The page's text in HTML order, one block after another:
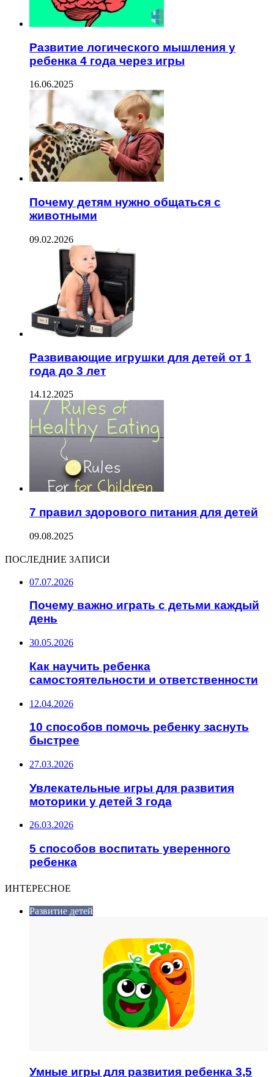
Развитие логического мышления у
ребенка 4 года через игры
16.06.2025
Почему детям нужно общаться с
животными
09.02.2026
Развивающие игрушки для детей от 1
года до 3 лет
14.12.2025
7 правил здорового питания для детей
09.08.2025
ПОСЛЕДНИЕ ЗАПИСИ
07.07.2026
Почему важно играть с детьми каждый
день
30.05.2026
Как научить ребенка
самостоятельности и ответственности
12.04.2026
10 способов помочь ребенку заснуть
быстрее
27.03.2026
Увлекательные игры для развития
моторики у детей 3 года
26.03.2026
5 способов воспитать уверенного
ребенка
ИНТЕРЕСНОЕ
Развитие детей
Умные игры для развития ребенка 3,5